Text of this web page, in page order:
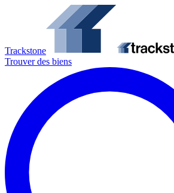
Trackstone
Trouver des biens